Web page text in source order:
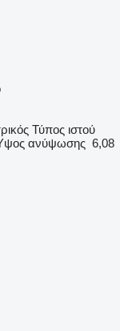
Τύπος ιστού
ανύψωσης 6,08